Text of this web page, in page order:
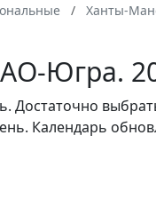
Ханты-
Югра.
Достаточно
Календарь